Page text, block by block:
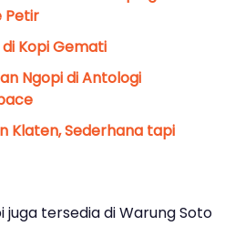
Petir
Kopi Gemati
Ngopi di Antologi
Klaten, Sederhana tapi
juga tersedia di Warung Soto